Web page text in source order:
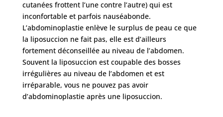
cutanées frottent l’une contre l’autre) qui est
inconfortable et parfois nauséabonde.
L’abdominoplastie enlève le surplus de peau ce que
la liposuccion ne fait pas, elle est d’ailleurs
fortement déconseillée au niveau de l’abdomen.
Souvent la liposuccion est coupable des bosses
irrégulières au niveau de l’abdomen et est
irréparable, vous ne pouvez pas avoir
d’abdominoplastie après une liposuccion.